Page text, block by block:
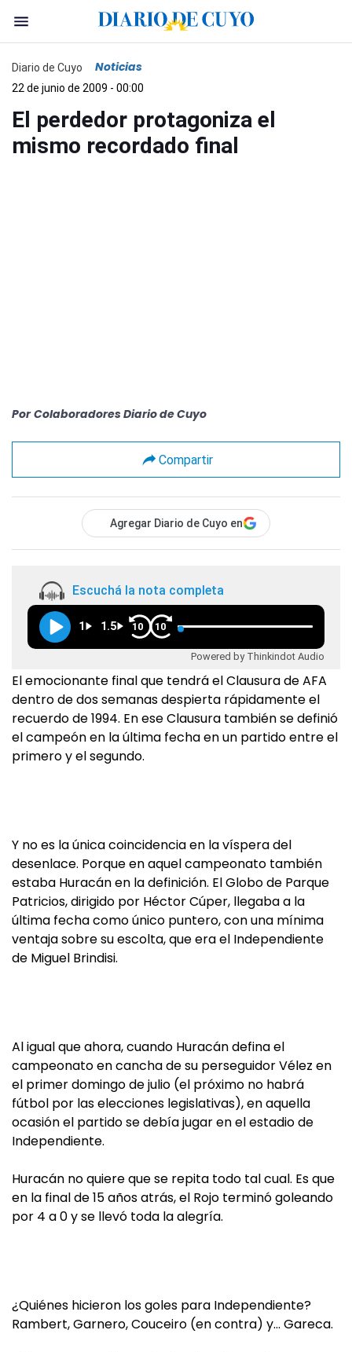
Diario de Cuyo Noticias
22 de junio de 2009 - 00:00
El perdedor protagoniza el
mismo recordado final
Por Colaboradores Diario de Cuyo
Compartir
Agregar Diario de Cuyo en
Escuchá la nota completa
1 1.5 10 10
Powered by Thinkindot Audio
El emocionante final que tendrá el Clausura de AFA
dentro de dos semanas despierta rápidamente el
recuerdo de 1994. En ese Clausura también se definió
el campeón en la última fecha en un partido entre el
primero y el segundo.
Y no es la única coincidencia en la víspera del
desenlace. Porque en aquel campeonato también
estaba Huracán en la definición. El Globo de Parque
Patricios, dirigido por Héctor Cúper, llegaba a la
última fecha como único puntero, con una mínima
ventaja sobre su escolta, que era el Independiente
de Miguel Brindisi.
Al igual que ahora, cuando Huracán defina el
campeonato en cancha de su perseguidor Vélez en
el primer domingo de julio (el próximo no habrá
fútbol por las elecciones legislativas), en aquella
ocasión el partido se debía jugar en el estadio de
Independiente.
Huracán no quiere que se repita todo tal cual. Es que
en la final de 15 años atrás, el Rojo terminó goleando
por 4 a 0 y se llevó toda la alegría.
¿Quiénes hicieron los goles para Independiente?
Rambert, Garnero, Couceiro (en contra) y… Gareca.